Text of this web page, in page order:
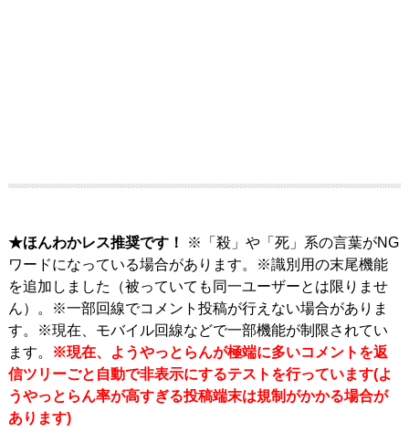
★ほんわかレス推奨です！
※「殺」や「死」系の言葉がNG
ワードになっている場合があります。※識別用の末尾機能
を追加しました（被っていても同一ユーザーとは限りませ
ん）。※一部回線でコメント投稿が行えない場合がありま
す。※現在、モバイル回線などで一部機能が制限されてい
ます。
※現在、ようやっとらんが極端に多いコメントを返
信ツリーごと自動で非表示にするテストを行っています(よ
うやっとらん率が高すぎる投稿端末は規制がかかる場合が
あります)